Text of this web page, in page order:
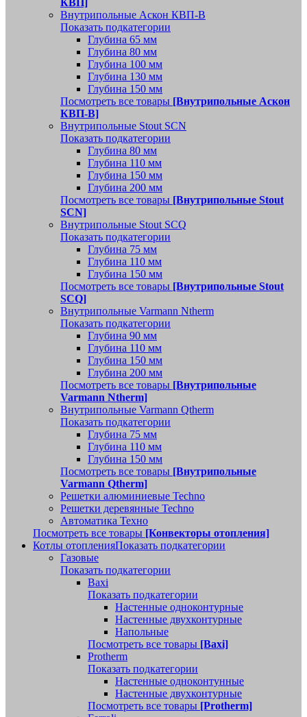
КВП]
Внутрипольные Аскон КВП-В
Показать подкатегории
Глубина 65 мм
Глубина 80 мм
Глубина 100 мм
Глубина 130 мм
Глубина 150 мм
Посмотреть все товары [Внутрипольные Аскон
КВП-В]
Внутрипольные Stout SCN
Показать подкатегории
Глубина 80 мм
Глубина 110 мм
Глубина 150 мм
Глубина 200 мм
Посмотреть все товары [Внутрипольные Stout
SCN]
Внутрипольные Stout SCQ
Показать подкатегории
Глубина 75 мм
Глубина 110 мм
Глубина 150 мм
Посмотреть все товары [Внутрипольные Stout
SCQ]
Внутрипольные Varmann Ntherm
Показать подкатегории
Глубина 90 мм
Глубина 110 мм
Глубина 150 мм
Глубина 200 мм
Посмотреть все товары [Внутрипольные
Varmann Ntherm]
Внутрипольные Varmann Qtherm
Показать подкатегории
Глубина 75 мм
Глубина 110 мм
Глубина 150 мм
Посмотреть все товары [Внутрипольные
Varmann Qtherm]
Решетки алюминиевые Techno
Решетки деревянные Techno
Автоматика Техно
Посмотреть все товары [Конвекторы отопления]
Котлы отопленияПоказать подкатегории
Газовые
Показать подкатегории
Baxi
Показать подкатегории
Настенные одноконтурные
Настенные двухконтурные
Напольные
Посмотреть все товары [Baxi]
Protherm
Показать подкатегории
Настенные одноконтунные
Настенные двухконтурные
Посмотреть все товары [Protherm]